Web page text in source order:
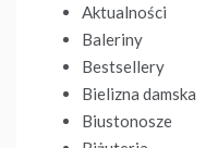
Aktualności
Baleriny
Bestsellery
Bielizna damska
Biustonosze